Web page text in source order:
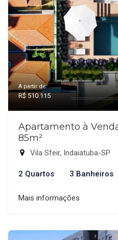
A partir de:
R$ 510.115
Apartamento à
85m²
Vila Sfeir, Indaiatuba-SP
2 Quartos 3 Banheiros
Mais informações